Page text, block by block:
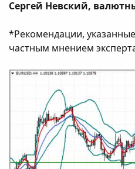
Сергей Невский,
*Рекомендации,
частным мнением